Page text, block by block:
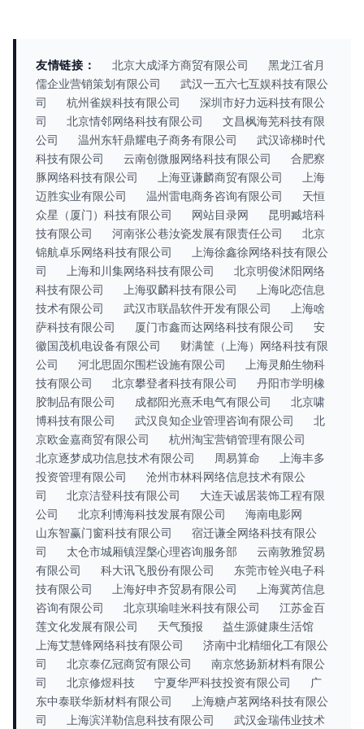
友情链接： 北京大成泽方商贸有限公司
黑龙江省月
儒企业营销策划有限公司
武汉一五六七互娱科技有限公
司
杭州雀娱科技有限公司
深圳市好力远科技有限公
司
北京情邻网络科技有限公司
文昌枫海芜科技有限
公司
温州东轩鼎耀电子商务有限公司
武汉谛梯时代
科技有限公司
云南创微服网络科技有限公司
合肥察
豚网络科技有限公司
上海亚谦麟商贸有限公司
上海
迈胜实业有限公司
温州雷电商务咨询有限公司
天恒
众星（厦门）科技有限公司
网站目录网
昆明臧培科
技有限公司
河南张公巷汝瓷发展有限责任公司
北京
锦航卓乐网络科技有限公司
上海徐鑫徐网络科技有限公
司
上海和川集网络科技有限公司
北京明俊沭阳网络
科技有限公司
上海驭麟科技有限公司
上海叱恋信息
技术有限公司
武汉市联晶软件开发有限公司
上海啥
萨科技有限公司
厦门市鑫而达网络科技有限公司
安
徽国茂机电设备有限公司
财满筐（上海）网络科技有限
公司
河北思固尔围栏设施有限公司
上海灵舶生物科
技有限公司
北京攀登者科技有限公司
丹阳市学明橡
胶制品有限公司
成都阳光熹禾电气有限公司
北京啸
博科技有限公司
武汉良知企业管理咨询有限公司
北
京欧金嘉商贸有限公司
杭州淘宝营销管理有限公司
北京逐梦成功信息技术有限公司
周易算命
上海丰多
投资管理有限公司
沧州市林科网络信息技术有限公
司
北京洁登科技有限公司
大连天诚居装饰工程有限
公司
北京利博海科技发展有限公司
海南电影网
山东智赢门窗科技有限公司
宿迁谦全网络科技有限公
司
太仓市城厢镇涅槃心理咨询服务部
云南敦雅贸易
有限公司
科大讯飞股份有限公司
东莞市铨兴电子科
技有限公司
上海好申齐贸易有限公司
上海冀芮信息
咨询有限公司
北京琪瑜哇米科技有限公司
江苏金百
莲文化发展有限公司
天气预报
益生源健康生活馆
上海艾慧锋网络科技有限公司
济南中北精细化工有限公
司
北京泰亿冠商贸有限公司
南京悠扬新材料有限公
司
北京修煜科技 宁夏华严科技投资有限公司
广
东中泰联华新材料有限公司
上海糖卢茗网络科技有限公
司
上海滨洋勒信息科技有限公司 武汉金瑞伟业技术